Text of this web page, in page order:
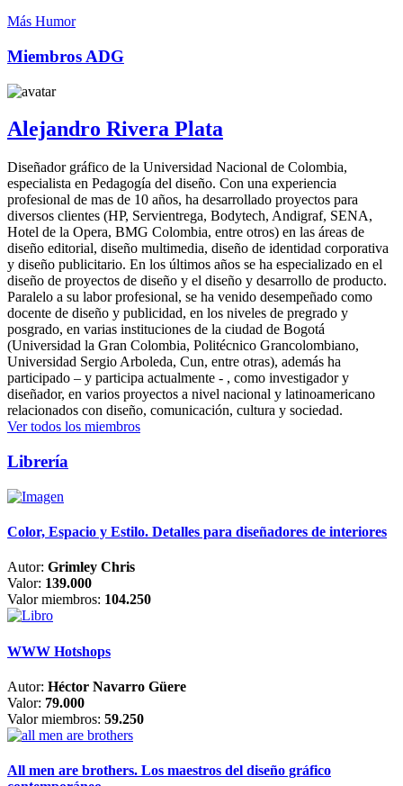
Más Humor
Miembros ADG
Alejandro Rivera Plata
Diseñador gráfico de la Universidad Nacional de Colombia,
especialista en Pedagogía del diseño. Con una experiencia
profesional de mas de 10 años, ha desarrollado proyectos para
diversos clientes (HP, Servientrega, Bodytech, Andigraf, SENA,
Hotel de la Opera, BMG Colombia, entre otros) en las áreas de
diseño editorial, diseño multimedia, diseño de identidad corporativa
y diseño publicitario. En los últimos años se ha especializado en el
diseño de proyectos de diseño y el diseño y desarrollo de producto.
Paralelo a su labor profesional, se ha venido desempeñado como
docente de diseño y publicidad, en los niveles de pregrado y
posgrado, en varias instituciones de la ciudad de Bogotá
(Universidad la Gran Colombia, Politécnico Grancolombiano,
Universidad Sergio Arboleda, Cun, entre otras), además ha
participado – y participa actualmente - , como investigador y
diseñador, en varios proyectos a nivel nacional y latinoamericano
relacionados con diseño, comunicación, cultura y sociedad.
Ver todos los miembros
Librería
Color, Espacio y Estilo. Detalles para diseñadores de interiores
Autor: Grimley Chris
Valor: 139.000
Valor miembros: 104.250
WWW Hotshops
Autor: Héctor Navarro Güere
Valor: 79.000
Valor miembros: 59.250
All men are brothers. Los maestros del diseño gráfico